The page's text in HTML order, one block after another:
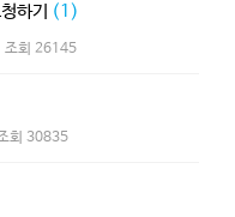
하기 (1)
조회 26145
회 30835